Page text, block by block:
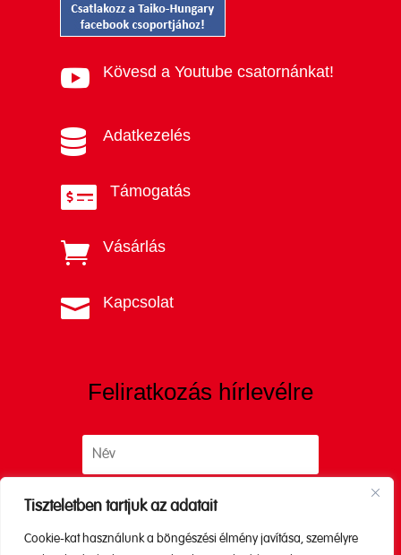
Tiszteletben tartjuk az adatait
Cookie-kat használunk a böngészési élmény javítása, személyre
 Kövesd a Youtube csatornánkat!
 Adatkezelés
 Támogatás
 Vásárlás
 Kapcsolat
Feliratkozás hírlevélre